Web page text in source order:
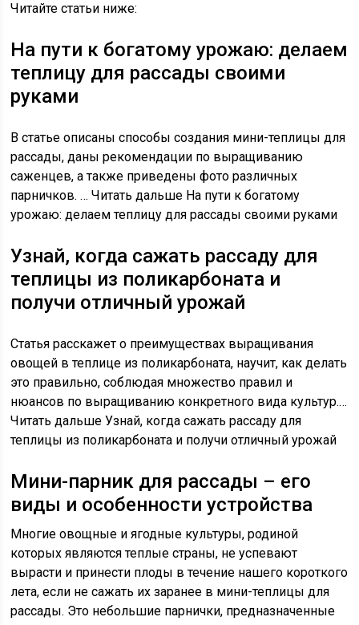
Читайте статьи ниже:
На пути к богатому урожаю: делаем
теплицу для рассады своими
руками
В статье описаны способы создания мини-теплицы для
рассады, даны рекомендации по выращиванию
саженцев, а также приведены фото различных
парничков. … Читать дальше На пути к богатому
урожаю: делаем теплицу для рассады своими руками
Узнай, когда сажать рассаду для
теплицы из поликарбоната и
получи отличный урожай
Статья расскажет о преимуществах выращивания
овощей в теплице из поликарбоната, научит, как делать
это правильно, соблюдая множество правил и
нюансов по выращиванию конкретного вида культур.…
Читать дальше Узнай, когда сажать рассаду для
теплицы из поликарбоната и получи отличный урожай
Мини-парник для рассады – его
виды и особенности устройства
Многие овощные и ягодные культуры, родиной
которых являются теплые страны, не успевают
вырасти и принести плоды в течение нашего короткого
лета, если не сажать их заранее в мини-теплицы для
рассады. Это небольшие парнички, предназначенные